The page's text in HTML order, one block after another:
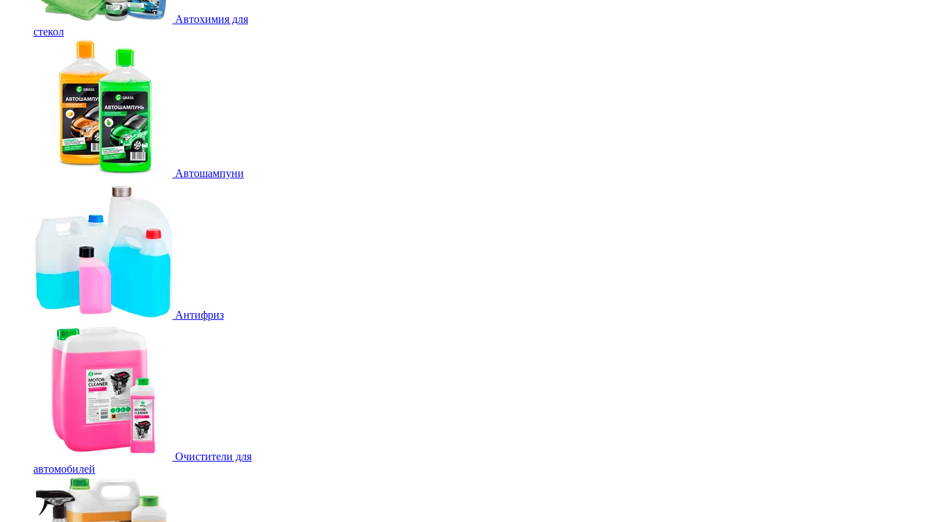
Автохимия для
стекол
Автошампуни
Антифриз
Очистители для
автомобилей